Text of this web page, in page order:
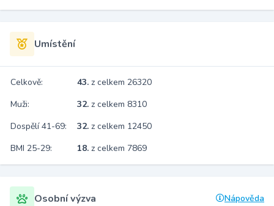
Umístění
Celkově: 43. z celkem 26320
Muži:
32. z celkem 8310
Dospělí 41-69:
32. z celkem 12450
BMI 25-29:
18. z celkem 7869
Osobní výzva Nápověda